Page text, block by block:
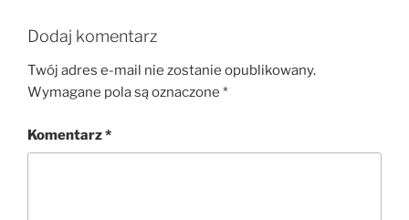
Dodaj komentarz
Twój adres e-mail nie zostanie opublikowany.
Wymagane pola są oznaczone *
Komentarz*